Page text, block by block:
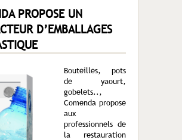
PROPOSE UN
D’EMBALLAGES
Bouteilles, pots
de yaourt,
gobelets..,
Comenda propose
aux
professionnels de
la restauration